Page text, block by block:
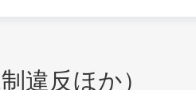
違反ほか）